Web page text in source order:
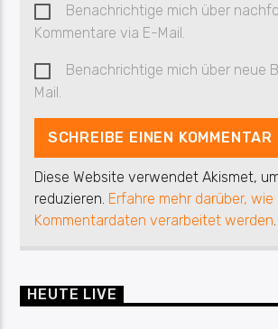
Benachrichtige mich über
Kommentare via E-Mail.
Benachrichtige mich über neue
Mail.
Diese Website verwendet Akismet,
reduzieren. Erfahre mehr darüber, wie
Kommentardaten verarbeitet werden
HEUTE LIVE